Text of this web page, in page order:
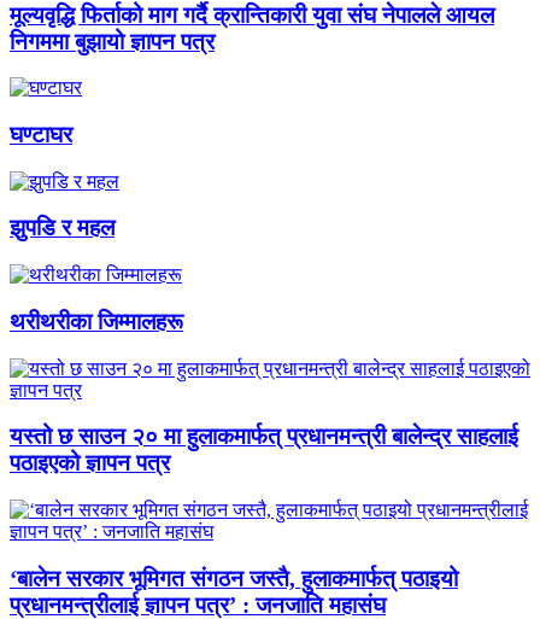
मूल्यवृद्धि फिर्ताको माग गर्दै क्रान्तिकारी युवा संघ नेपालले आयल
निगममा बुझायो ज्ञापन पत्र
घण्टाघर
झुपडि र महल
थरीथरीका जिम्मालहरू
यस्तो छ साउन २० मा हुलाकमार्फत् प्रधानमन्त्री बालेन्द्र साहलाई
पठाइएको ज्ञापन पत्र
‘बालेन सरकार भूमिगत संगठन जस्तै, हुलाकमार्फत् पठाइयो
प्रधानमन्त्रीलाई ज्ञापन पत्र’ : जनजाति महासंघ